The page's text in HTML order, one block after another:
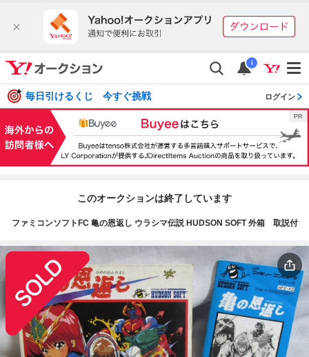
i
毎日引けるくじ 今すぐ挑戦 ログイン
このオークションは終了しています
ファミコンソフトFC 亀の恩返し ウラシマ伝説 HUDSON SOFT 外箱 取説付